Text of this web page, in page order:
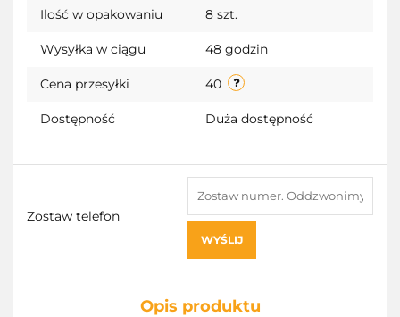
Ilość w opakowaniu 8 szt.
Wysyłka w ciągu 48 godzin
Cena przesyłki 40
Dostępność Duża dostępność
Zostaw telefon
WYŚLIJ
Opis produktu